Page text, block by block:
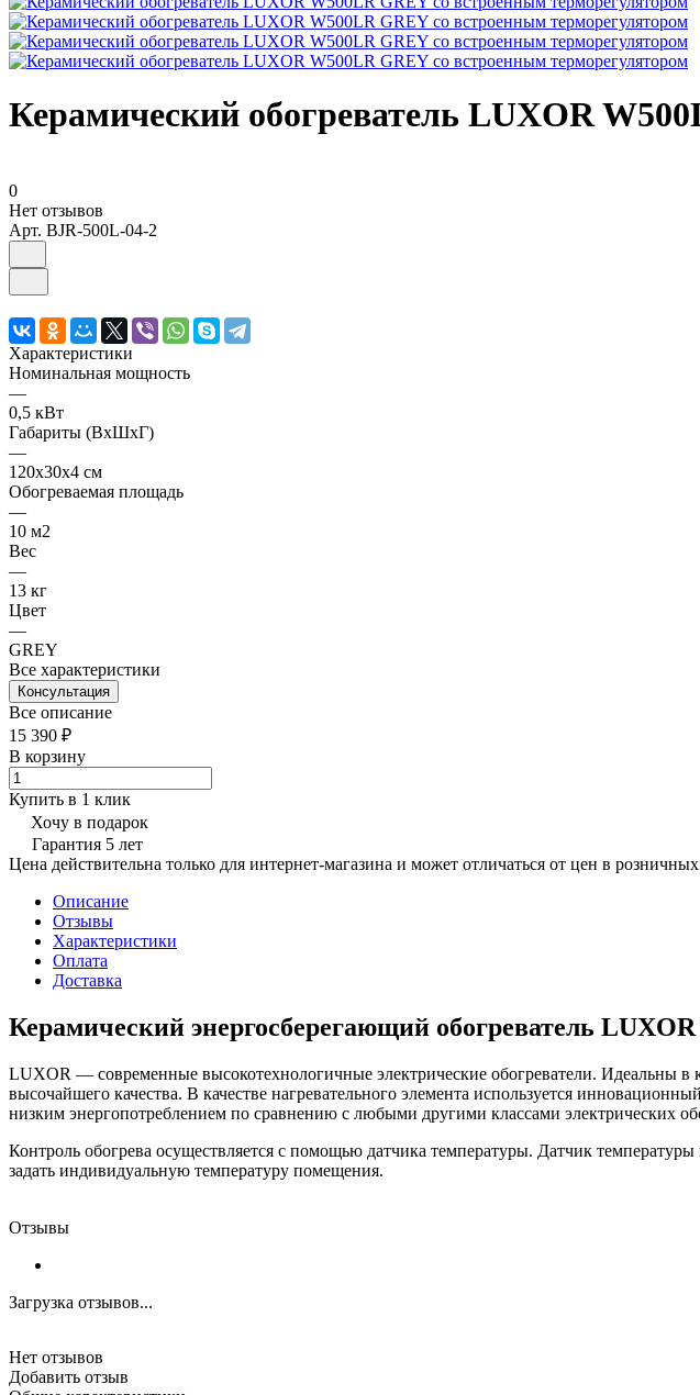
Керамический обогреватель LUXOR
0
Нет отзывов
Арт. BJR-500L-04-2
Характеристики
Номинальная мощность
—
0,5 кВт
Габариты (ВхШхГ)
—
120х30х4 см
Обогреваемая площадь
—
10 м2
Вес
—
13 кг
Цвет
—
GREY
Все характеристики
Консультация
Все описание
15 390 ₽
В корзину
Купить в 1 клик
Хочу в подарок
Гарантия 5 лет
Цена действительна только для интернет-магазина и может отличаться от цен в
Описание
Отзывы
Характеристики
Оплата
Доставка
Керамический энергосберегающий обогреватель
LUXOR — современные высокотехнологичные электрические обогреватели. Идеальны
высочайшего качества. В качестве нагревательного элемента используется
низким энергопотреблением по сравнению с любыми другими классами электрических
Контроль обогрева осуществляется с помощью датчика температуры. Датчик
задать индивидуальную температуру помещения.
Отзывы
Загрузка отзывов...
Нет отзывов
Добавить отзыв